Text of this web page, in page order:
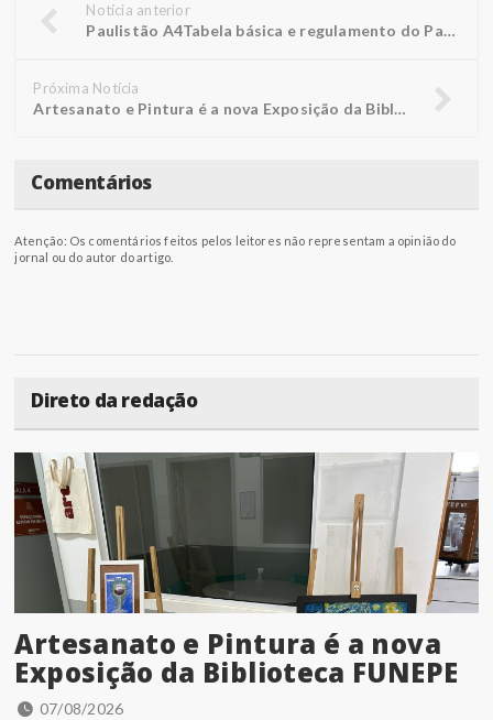
Notícia anterior
Paulistão A4Tabela básica e regulamento do Paulistão A4 estão definidos; confira
Próxima Notícia
Artesanato e Pintura é a nova Exposição da Biblioteca FUNEPE
Comentários
Atenção: Os comentários feitos pelos leitores não representam a opinião do
jornal ou do autor do artigo.
Direto da redação
Artesanato e Pintura é a nova
Exposição da Biblioteca FUNEPE
07/08/2026